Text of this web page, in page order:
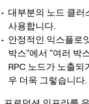
대부분의 노드 클러
사용합니다.
안정적인 익스플로
박스"에서 "여러 박
RPC 노드가 노출되
우 더욱 그렇습니다.